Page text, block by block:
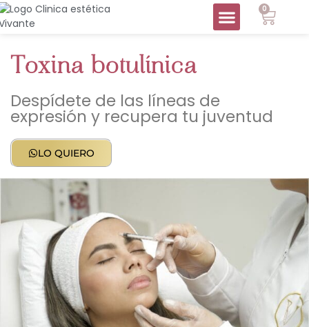
0
Toxina botulínica
Despídete de las líneas de
expresión y recupera tu juventud
LO QUIERO